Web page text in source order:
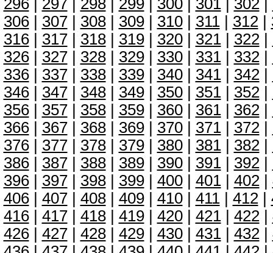
296| 297| 298| 299| 300| 301| 302|
306| 307| 308| 309| 310| 311| 312|
316| 317| 318| 319| 320| 321| 322|
326| 327| 328| 329| 330| 331| 332|
336| 337| 338| 339| 340| 341| 342|
346| 347| 348| 349| 350| 351| 352|
356| 357| 358| 359| 360| 361| 362|
366| 367| 368| 369| 370| 371| 372|
376| 377| 378| 379| 380| 381| 382|
386| 387| 388| 389| 390| 391| 392|
396| 397| 398| 399| 400| 401| 402|
406| 407| 408| 409| 410| 411| 412|
416| 417| 418| 419| 420| 421| 422|
426| 427| 428| 429| 430| 431| 432|